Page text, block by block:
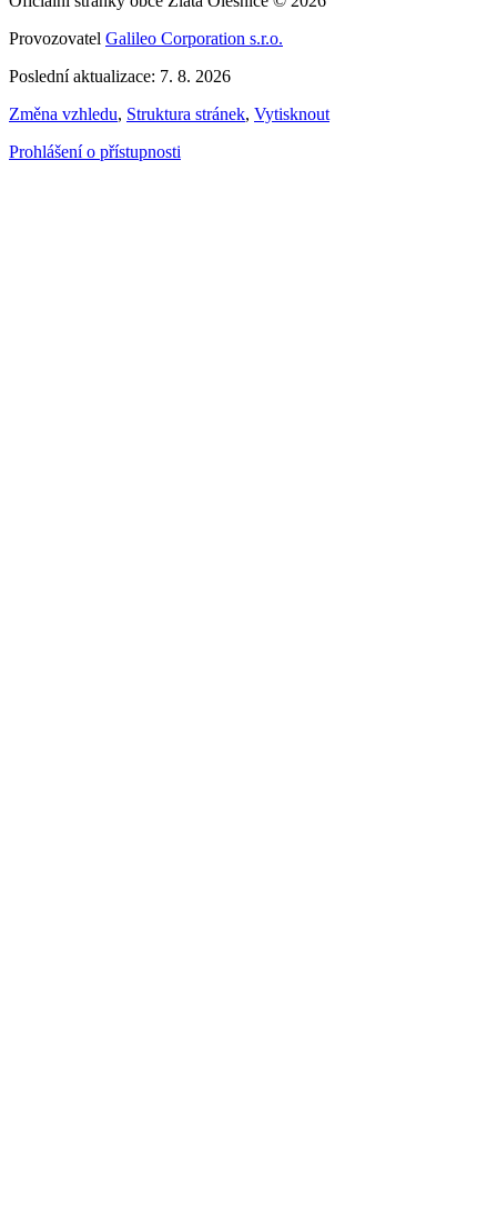
Provozovatel Galileo Corporation s.r.o.
Poslední aktualizace: 7. 8. 2026
Změna vzhledu, Struktura stránek, Vytisknout
Prohlášení o přístupnosti